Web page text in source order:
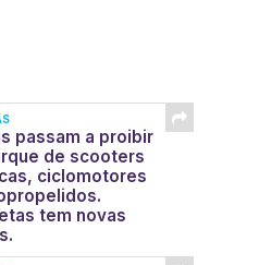
passam a proibir
de scooters
ciclomotores
tem novas